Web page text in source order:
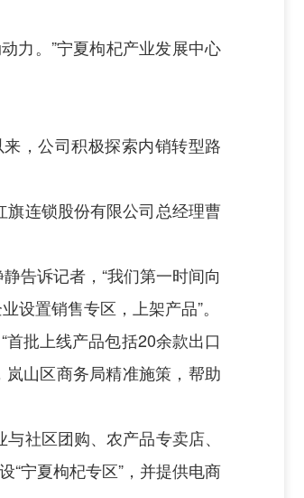
力。”宁夏枸杞产业发展中心
，公司积极探索内销转型路
连锁股份有限公司总经理曹
告诉记者，“我们第一时间向
置销售专区，上架产品”。
批上线产品包括20余款出口
山区商务局精准施策，帮助
社区团购、农产品专卖店、
“宁夏枸杞专区”，并提供电商